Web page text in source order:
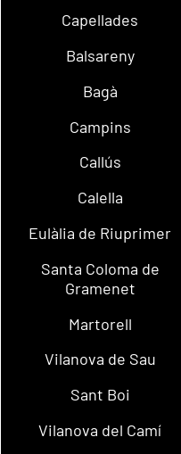
Capellades
Balsareny
Bagà
Campins
Callús
Calella
Eulàlia de Riuprimer
Santa Coloma de
Gramenet
Martorell
Vilanova de Sau
Sant Boi
Vilanova del Camí